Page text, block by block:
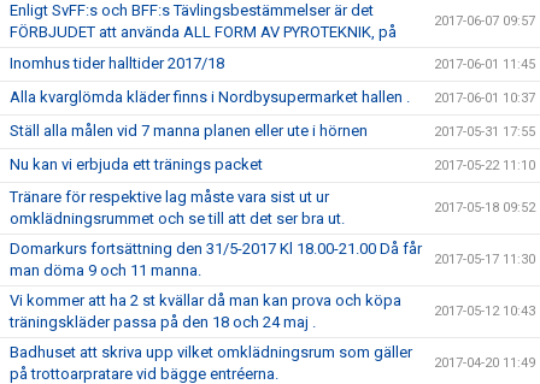
Enligt SvFF:s och BFF:s Tävlingsbestämmelser är det
FÖRBJUDET att använda ALL FORM AV PYROTEKNIK, på
2017-06-07 09:57
Inomhus tider halltider 2017/18 2017-06-01 11:45
Alla kvarglömda kläder finns i Nordbysupermarket hallen . 2017-06-01 10:37
Ställ alla målen vid 7 manna planen eller ute i hörnen 2017-05-31 17:55
Nu kan vi erbjuda ett tränings packet 2017-05-22 11:10
Tränare för respektive lag måste vara sist ut ur
omklädningsrummet och se till att det ser bra ut.
2017-05-18 09:52
Domarkurs fortsättning den 31/5-2017 Kl 18.00-21.00 Då får
man döma 9 och 11 manna.
2017-05-17 11:30
Vi kommer att ha 2 st kvällar då man kan prova och köpa
träningskläder passa på den 18 och 24 maj .
2017-05-12 10:43
Badhuset att skriva upp vilket omklädningsrum som gäller
på trottoarpratare vid bägge entréerna.
2017-04-20 11:49